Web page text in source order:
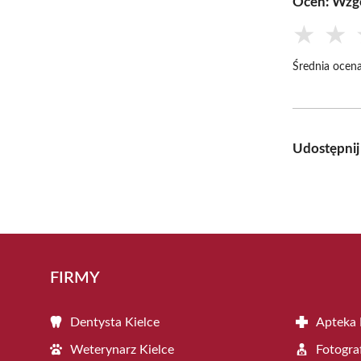
★ ★
Średnia
Udostępnij
FIRMY
Dentysta Kielce Apteka
Weterynarz Kielce